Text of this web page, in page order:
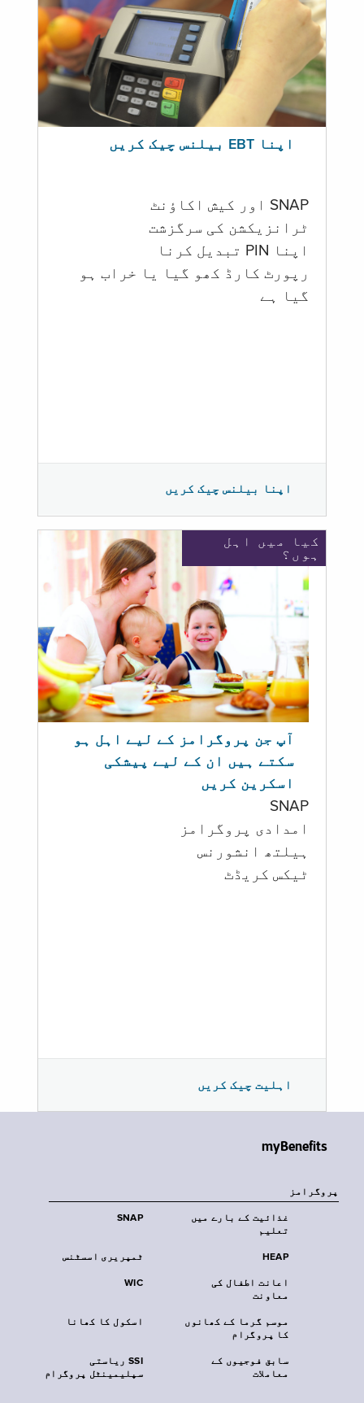
اپنا EBT بیلنس چیک کریں
SNAP اور کیش اکاؤنٹ
ٹرانزیکشن کی سرگزشت
اپنا PIN تبدیل کرنا
رپورٹ کارڈ کھو گیا یا خراب ہو
گيا ہے
اپنا بیلنس چیک کریں
کیا میں اہل
ہوں؟
آپ جن پروگرامز کے لیے اہل ہو
سکتے ہیں ان کے لیے پیشکی
اسکرین کریں
SNAP
امدادی پروگرامز
‏ہیلتھ انشورنس
ٹیکس کریڈٹ
اہلیت چیک کریں
myBenefits
پروگرامز
SNAP
غذائیت کے بارے میں
تعلیم
ٹمپریری اسسٹنس HEAP
WIC
اعانت اطفال کی
معاونت
اسکول کا کھانا
موسم گرما کے کھانوں
کا پروگرام
SSI ریاستی
سپلیمینٹل پروگرام
سابق فوجیوں کے
معاملات